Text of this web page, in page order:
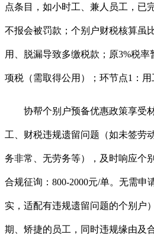
点条目，如小时工、兼人员工，已
不报会被罚款；个别户财税核算虽
用、脱漏导致多缴税款；原3%税
项税（需取得公用）；环节点1：用
协帮个别户预备优惠政策享受材
工、财税违规遗留问题（如未签劳
务非常、无劳务等），及时响应个
合规征询：800-2000元/单。无需申
实，适配有违规遗留问题的个别户
期、矫捷的员工，同时违规缘由及